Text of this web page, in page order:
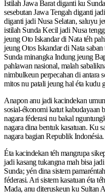
Istilah Jawa Barat diganti ku
sesebutan Jawa Tengah diganti
diganti jadi Nusa Selatan, saluyu
istilah Sunda Kecil jadi Nusa
jeung Oto Iskandar di Nata téh
jeung Otos Iskandar di Nata
Sunda minangka Indung jeung
pahlawan nasional, malah
nimbulkeun perpecahan di antara
mitos nu patali jeung hal éta kudu
Anapon anu jadi kacindekan
sosial-ékonomi katut
nagara féderasi nu bakal
nagara dina bentuk kasatuan. Ku
nagara bagian Republik Indonésia.
Éta kacindekan téh mangrupa
jadi kasang tukangna mah bisa
Sunda; yén dina sistem
féderasi. Ari sistem kasatuan éta
Mada, anu diteruskeun ku Sultan